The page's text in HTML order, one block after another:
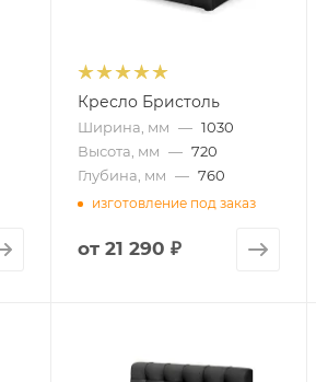
Кресло Бристоль
Ширина, мм — 1030
Высота, мм — 720
Глубина, мм — 760
изготовление под заказ
от 21 290 ₽